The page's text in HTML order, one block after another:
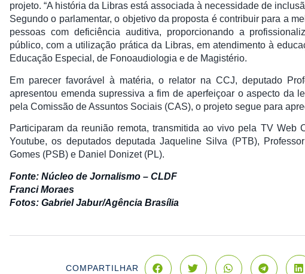
projeto. “A história da Libras está associada à necessidade de
Segundo o parlamentar, o objetivo da proposta é contribuir para a
pessoas com deficiência auditiva, proporcionando a
público, com a utilização prática da Libras, em atendimento à
Educação Especial, de Fonoaudiologia e de Magistério.
Em parecer favorável à matéria, o relator na CCJ, deputado
apresentou emenda supressiva a fim de aperfeiçoar o aspecto da
pela Comissão de Assuntos Sociais (CAS), o projeto segue para
Participaram da reunião remota, transmitida ao vivo pela TV Web
Youtube, os deputados deputada Jaqueline Silva (PTB),
Gomes (PSB) e Daniel Donizet (PL).
Fonte: Núcleo de Jornalismo – CLDF
Franci Moraes
Fotos: Gabriel Jabur/Agência Brasília
COMPARTILHAR